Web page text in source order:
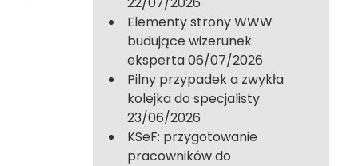
Elementy strony WWW
budujące wizerunek
eksperta06/07/2026
Pilny przypadek a zwykła
kolejka do specjalisty
23/06/2026
KSeF: przygotowanie
pracowników do